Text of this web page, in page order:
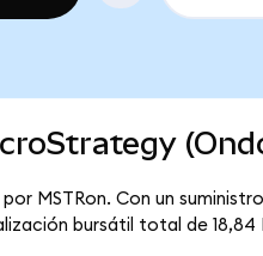
MSTRon. Con un
bursátil total de 18,84